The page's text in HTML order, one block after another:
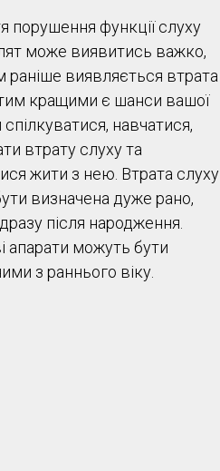
порушення функції слуху
може виявитись важко,
раніше виявляється втрата
кращими є шанси вашої
навчатися,
втрату слуху та
жити з нею. Втрата слуху
визначена дуже рано,
після народження.
апарати можуть бути
з раннього віку.